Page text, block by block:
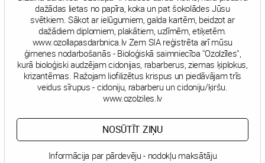
dažādas lietas no papīra, koka un pat šokolādes Jūsu
svētkiem. Sākot ar ielūgumiem, galda kartēm, beidzot ar
dažādiem diplomiem, plakātiem, uzlīmēm, etiķetēm.
www.ozollapasdarbnica.lv Zem SIA reģistrēta arī mūsu
ģimenes nodarbošanās - Bioloģiskā saimniecība ''Ozolzīles'',
kurā bioloģiski audzējam cidonijas, rabarberus, ziemas ķiplokus,
krizantēmas. Ražojam liofilizētus krispus un piedāvājam trīs
veidus sīrupus - cidoniju, rabarberu un cidoniju/ķiršu.
www.ozolziles.lv
NOSŪTĪT ZIŅU
Informācija par pārdevēju - nodokļu maksātāju